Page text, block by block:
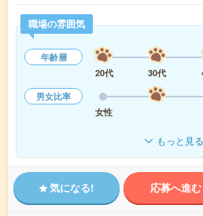
職場の雰囲気
年齢層
20代
30代
男女比率
女性
もっと見る
気になる! 応募へ進む